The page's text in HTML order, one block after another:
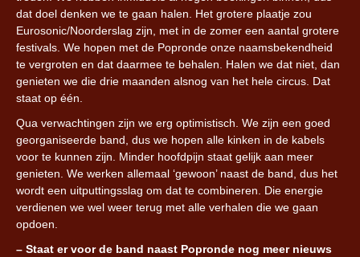
dat doel denken we te gaan halen. Het grotere plaatje zou
Eurosonic/Noorderslag zijn, met in de zomer een aantal grotere
festivals. We hopen met de Popronde onze naamsbekendheid
te vergroten en dat daarmee te behalen. Halen we dat niet, dan
genieten we die drie maanden alsnog van het hele circus. Dat
staat op één.
Qua verwachtingen zijn we erg optimistisch. We zijn een goed
georganiseerde band, dus we hopen alle kinken in de kabels
voor te kunnen zijn. Minder hoofdpijn staat gelijk aan meer
genieten. We werken allemaal ‘gewoon’ naast de band, dus het
wordt een uitputtingsslag om dat te combineren. Die energie
verdienen we wel weer terug met alle verhalen die we gaan
opdoen.
– Staat er voor de band naast Popronde nog meer nieuws